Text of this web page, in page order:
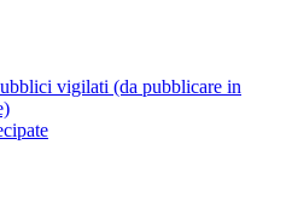
vigilati (da pubblicare in